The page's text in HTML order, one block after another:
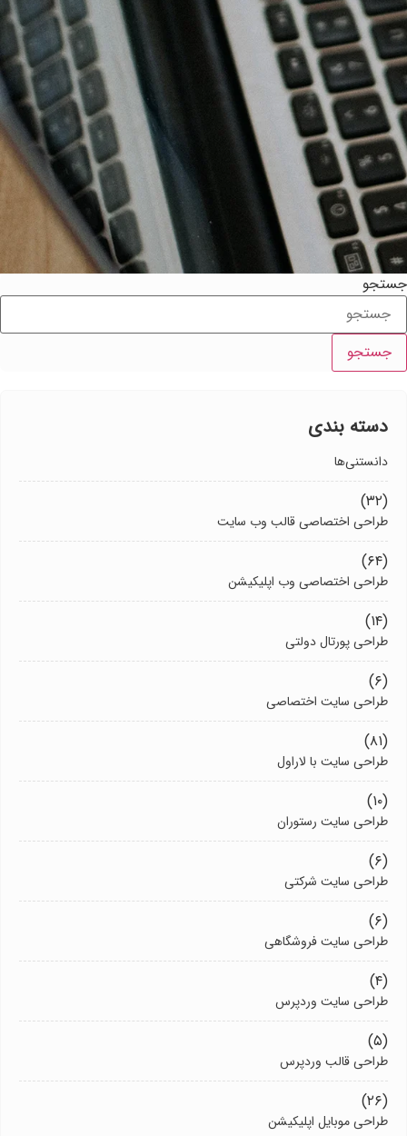
جستجو
جستجو
دسته بندی
دانستنی‌ها
(۳۲)
طراحی اختصاصی قالب وب سایت
(۶۴)
طراحی اختصاصی وب اپلیکیشن
(۱۴)
طراحی پورتال دولتی
(۶)
طراحی سایت اختصاصی
(۸۱)
طراحی سایت با لاراول
(۱۰)
طراحی سایت رستوران
(۶)
طراحی سایت شرکتی
(۶)
طراحی سایت فروشگاهی
(۴)
طراحی سایت وردپرس
(۵)
طراحی قالب وردپرس
(۲۶)
طراحی موبایل اپلیکیشن